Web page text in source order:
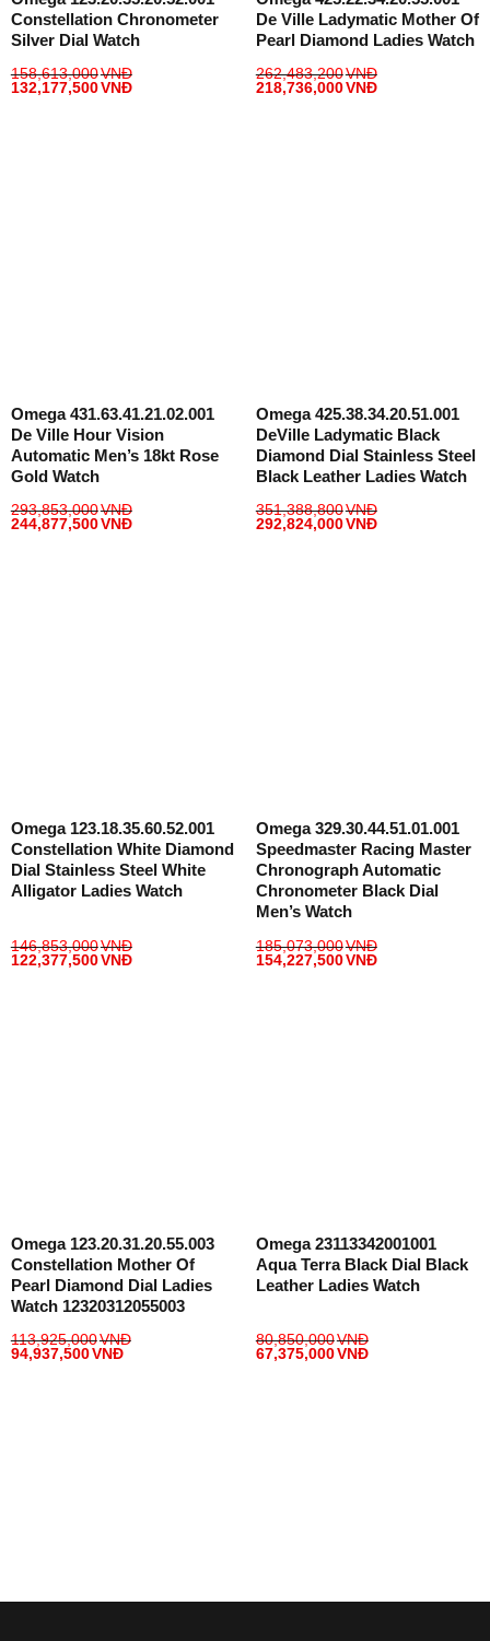
Constellation Chronometer
Silver Dial Watch
158,613,000VNĐ
132,177,500VNĐ
De Ville Ladymatic Mother Of
Pearl Diamond Ladies Watch
262,483,200VNĐ
218,736,000VNĐ
Omega 431.63.41.21.02.001
De Ville Hour Vision
Automatic Men’s 18kt Rose
Gold Watch
293,853,000VNĐ
244,877,500VNĐ
Omega 425.38.34.20.51.001
DeVille Ladymatic Black
Diamond Dial Stainless Steel
Black Leather Ladies Watch
351,388,800VNĐ
292,824,000VNĐ
Omega 123.18.35.60.52.001
Constellation White Diamond
Dial Stainless Steel White
Alligator Ladies Watch
146,853,000VNĐ
122,377,500VNĐ
Omega 329.30.44.51.01.001
Speedmaster Racing Master
Chronograph Automatic
Chronometer Black Dial
Men’s Watch
185,073,000VNĐ
154,227,500VNĐ
Omega 123.20.31.20.55.003
Constellation Mother Of
Pearl Diamond Dial Ladies
Watch 12320312055003
113,925,000VNĐ
94,937,500VNĐ
Omega 23113342001001
Aqua Terra Black Dial Black
Leather Ladies Watch
80,850,000VNĐ
67,375,000VNĐ